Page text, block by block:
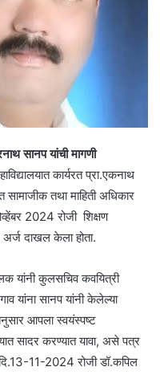
सानप यांची मागणी
कार्यरत प्रा.एकनाथ
तथा माहिती अधिकार
2024 रोजी शिक्षण
दाखल केला होता.
यांनी कुलसचिव कवयित्री
यांना सानप यांनी केलेल्या
आपला स्वयंस्पष्ट
सादर करण्यात यावा, असे पत्र
11-2024 रोजी डॉ.कपिल